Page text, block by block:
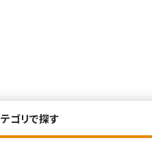
ゴリで探す